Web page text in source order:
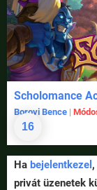
16
Scholomance
Borovi Bence |
Ha bejelentkezel
privát üzenetek